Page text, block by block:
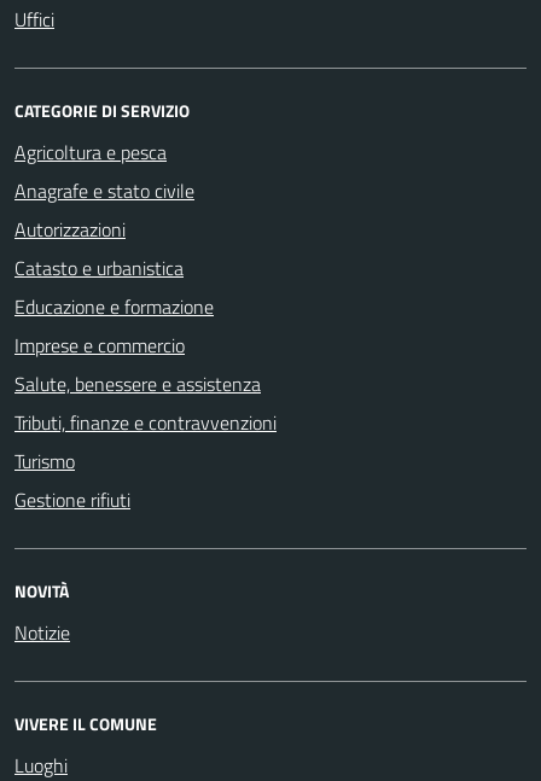
Uffici
CATEGORIE DI SERVIZIO
Agricoltura e pesca
Anagrafe e stato civile
Autorizzazioni
Catasto e urbanistica
Educazione e formazione
Imprese e commercio
Salute, benessere e assistenza
Tributi, finanze e contravvenzioni
Turismo
Gestione rifiuti
NOVITÀ
Notizie
VIVERE IL COMUNE
Luoghi